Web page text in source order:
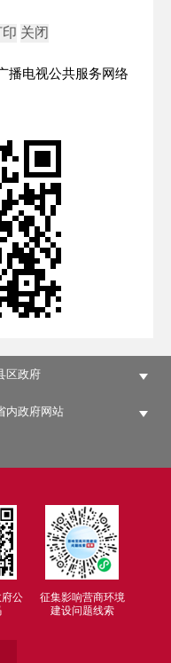
播电视公共服务网络
区政府
内政府网站
公
征集影响营商环境
建设问题线索